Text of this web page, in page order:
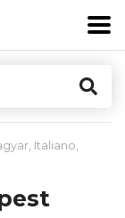
, Italiano,